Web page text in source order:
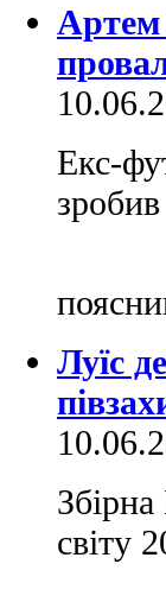
Артем
Екс-
Луїс
світу